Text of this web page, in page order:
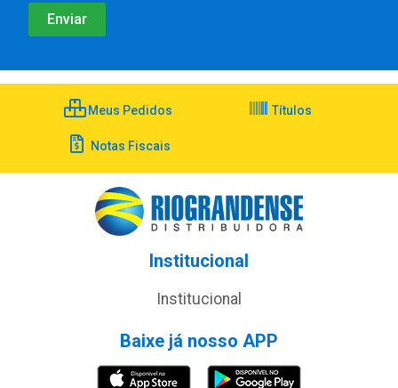
Meus Pedidos Títulos
Notas Fiscais
Institucional
Institucional
Baixe já nosso APP